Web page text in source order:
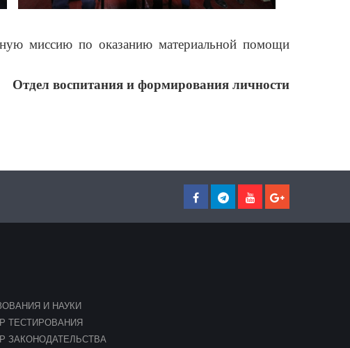
миссию по оказанию материальной помощи
Отдел воспитания и формирования личности
И НАУКИ
ТЕСТИРОВАНИЯ
ЗАКОНОДАТЕЛЬСТВА